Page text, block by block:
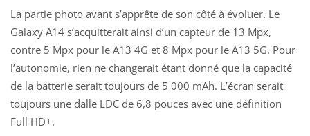
La partie photo avant s’apprête de son côté à évoluer. Le
Galaxy A14 s’acquitterait ainsi d’un capteur de 13 Mpx,
contre 5 Mpx pour le A13 4G et 8 Mpx pour le A13 5G. Pour
l’autonomie, rien ne changerait étant donné que la capacité
de la batterie serait toujours de 5 000 mAh. L’écran serait
toujours une dalle LDC de 6,8 pouces avec une définition
Full HD+.